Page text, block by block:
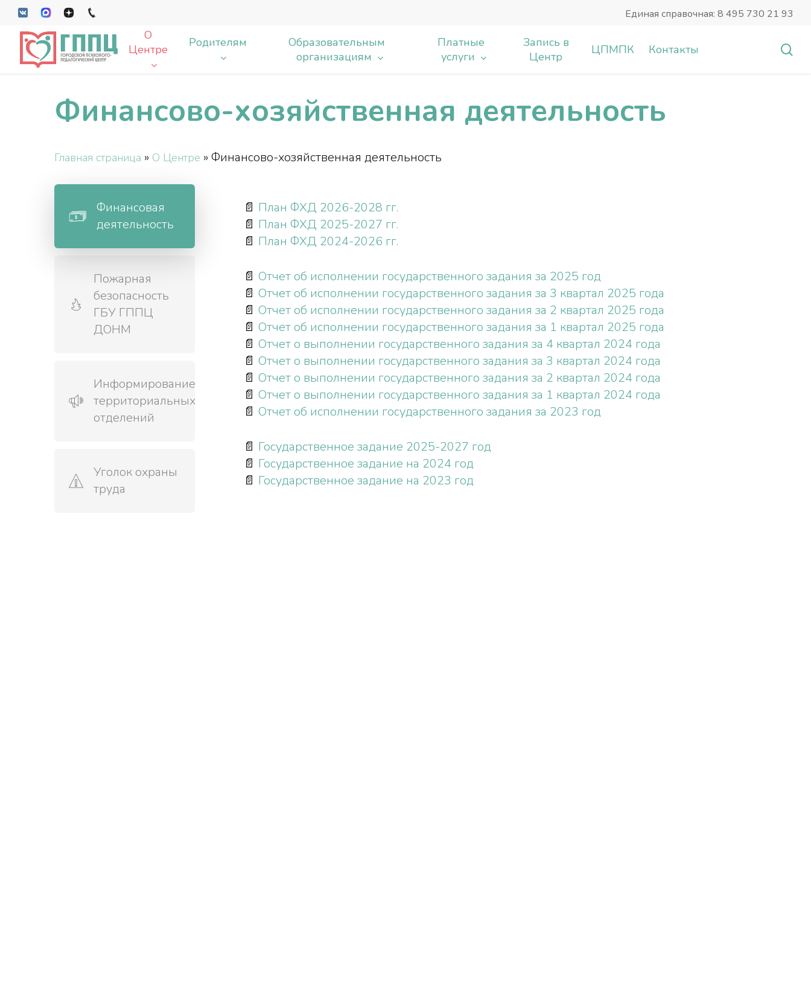
Skip
main
content
VK MAX Dzen tel Единая справочная: 8 495 730 21 93
Enter чтобы искать, Esc чтобы закрыть
О
Центре
Родителям
Образовательным
организациям
Платные
услуги
Запись в
Центр
ЦПМПК Контакты
Финансово-хозяйственная деятельность
Главная страница » О Центре »Финансово-хозяйственная деятельность
Финансовая
деятельность
Пожарная
безопасность
ГБУ ГППЦ
ДОНМ
Информирование
территориальных
отделений
Уголок охраны
труда
📄 План ФХД 2026-2028 гг.
📄 План ФХД 2025-2027 гг.
📄 План ФХД 2024-2026 гг.
📄 Отчет об исполнении государственного задания за 2025 год
📄 Отчет об исполнении государственного задания за 3 квартал 2025 года
📄 Отчет об исполнении государственного задания за 2 квартал 2025 года
📄 Отчет об исполнении государственного задания за 1 квартал 2025 года
📄 Отчет о выполнении государственного задания за 4 квартал 2024 года
📄 Отчет о выполнении государственного задания за 3 квартал 2024 года
📄 Отчет о выполнении государственного задания за 2 квартал 2024 года
📄 Отчет о выполнении государственного задания за 1 квартал 2024 года
📄 Отчет об исполнении государственного задания за 2023 год
📄 Государственное задание 2025-2027 год
📄 Государственное задание на 2024 год
📄 Государственное задание на 2023 год